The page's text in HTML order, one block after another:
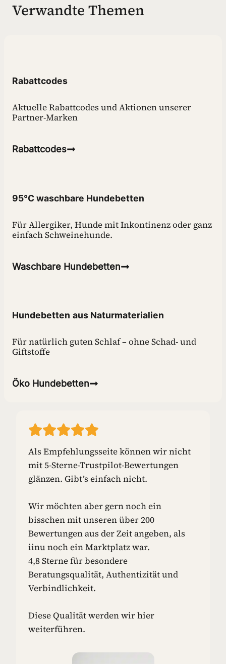
Verwandte Themen
Rabattcodes
Aktuelle Rabattcodes und Aktionen unserer
Partner-Marken
Rabattcodes
95°C waschbare Hundebetten
Für Allergiker, Hunde mit Inkontinenz oder ganz
einfach Schweinehunde.
Waschbare Hundebetten
Hundebetten aus Naturmaterialien
Für natürlich guten Schlaf – ohne Schad- und
Giftstoffe
Öko Hundebetten
Als Empfehlungsseite können wir nicht
mit 5-Sterne-Trustpilot-Bewertungen
glänzen. Gibt’s einfach nicht.
Wir möchten aber gern noch ein
bisschen mit unseren über 200
Bewertungen aus der Zeit angeben, als
iinu noch ein Marktplatz war.
4,8 Sterne für besondere
Beratungsqualität, Authentizität und
Verbindlichkeit.
Diese Qualität werden wir hier
weiterführen.